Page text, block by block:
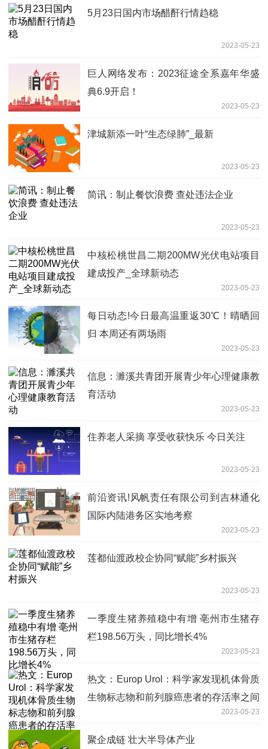
5月23日国内市场醋酐行情趋稳
2023-05-23
巨人网络发布：2023征途全系嘉年华盛
典6.9开启！
2023-05-23
津城新添一叶“生态绿肺”_最新
2023-05-23
简讯：制止餐饮浪费 查处违法企业
2023-05-23
中核松桃世昌二期200MW光伏电站项目
建成投产_全球新动态
2023-05-23
每日动态!今日最高温重返30℃！晴晒回
归 本周还有两场雨
2023-05-23
信息：濉溪共青团开展青少年心理健康教
育活动
2023-05-23
住养老人采摘 享受收获快乐 今日关注
2023-05-23
前沿资讯!风帆责任有限公司到吉林通化
国际内陆港务区实地考察
2023-05-23
莲都仙渡政校企协同“赋能”乡村振兴
2023-05-23
一季度生猪养殖稳中有增 亳州市生猪存
栏198.56万头，同比增长4%
2023-05-23
热文：Europ Urol：科学家发现机体骨质
生物标志物和前列腺癌患者的存活率之间
2023-05-23
聚企成链 壮大半导体产业